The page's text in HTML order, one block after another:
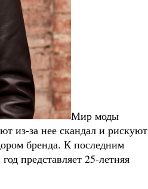
Мир моды
из-за нее скандал и рискуют
бренда. К последним
представляет 25-летняя